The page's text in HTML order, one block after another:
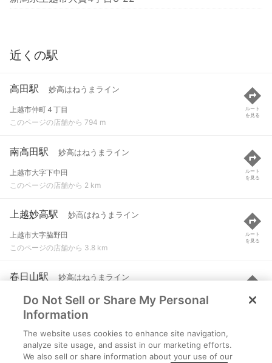
近くの駅
高田駅 妙高はねうまライン
上越市仲町４丁目
このページの店舗から 794 m
ルート
を見る
南高田駅 妙高はねうまライン
上越市大字下中田
このページの店舗から 2 km
ルート
を見る
上越妙高駅 妙高はねうまライン
上越市大字脇野田
このページの店舗から 3.8 km
ルート
を見る
春日山駅 妙高はねうまライン
上越市大字木田
このページの店舗から 3.9 km
ルート
を見る
直江津駅 妙高はねうまライン など
上越市東町１丁目
Do Not Sell or Share My Personal
Information
The website uses cookies to enhance site navigation,
analyze site usage, and assist in our marketing efforts.
We also sell or share information about your use of our